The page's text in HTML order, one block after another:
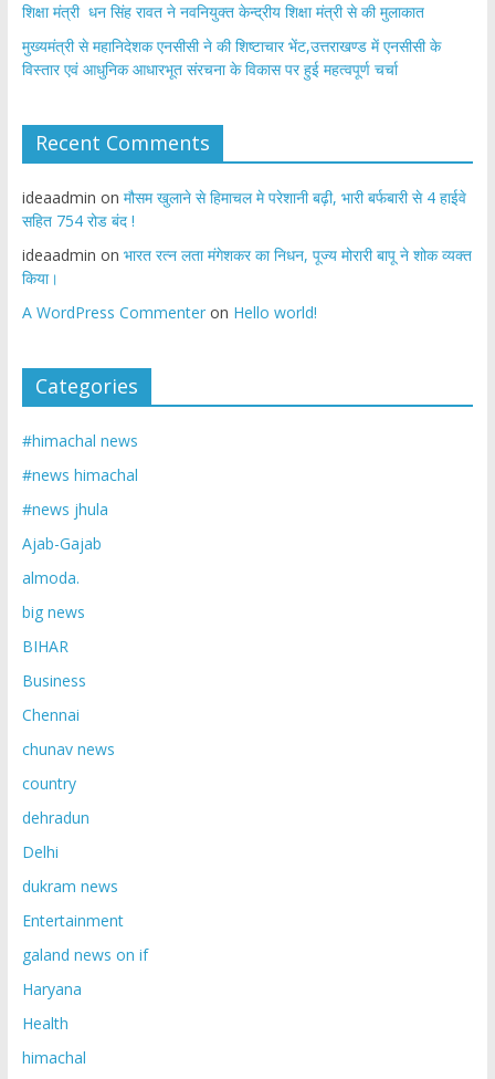
शिक्षा मंत्री धन सिंह रावत ने नवनियुक्त केन्द्रीय शिक्षा मंत्री से की मुलाकात
मुख्यमंत्री से महानिदेशक एनसीसी ने की शिष्टाचार भेंट,उत्तराखण्ड में एनसीसी के
विस्तार एवं आधुनिक आधारभूत संरचना के विकास पर हुई महत्वपूर्ण चर्चा
Recent Comments
ideaadmin on मौसम खुलाने से हिमाचल मे परेशानी बढ़ी, भारी बर्फबारी से 4 हाईवे
सहित 754 रोड बंद !
ideaadmin on भारत रत्न लता मंगेशकर का निधन, पूज्य मोरारी बापू ने शोक व्यक्त
किया।
A WordPress Commenteron Hello world!
Categories
#himachal news
#news himachal
#news jhula
Ajab-Gajab
almoda.
big news
BIHAR
Business
Chennai
chunav news
country
dehradun
Delhi
dukram news
Entertainment
galand news on if
Haryana
Health
himachal